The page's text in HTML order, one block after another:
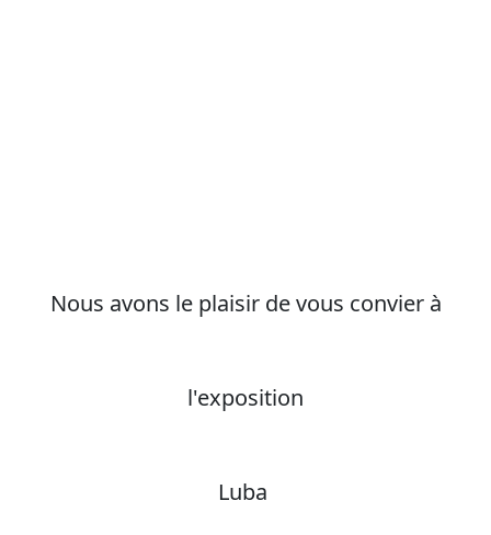
Nous avons le plaisir de vous convier à
l'exposition
Luba